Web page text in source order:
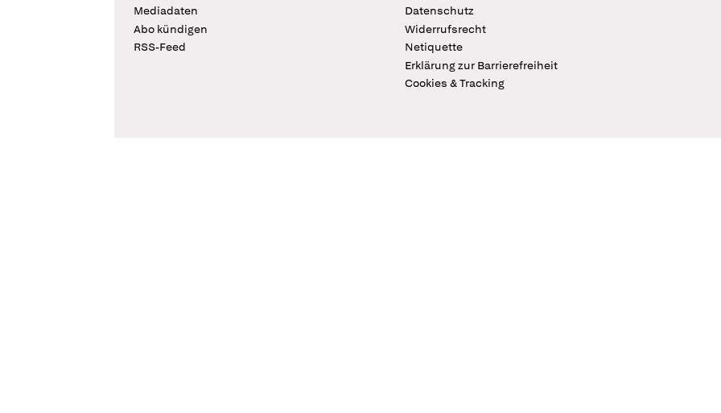
Mediadaten
Abo kündigen
RSS-Feed
Datenschutz
Widerrufsrecht
Netiquette
Erklärung zur Barrierefreiheit
Cookies & Tracking